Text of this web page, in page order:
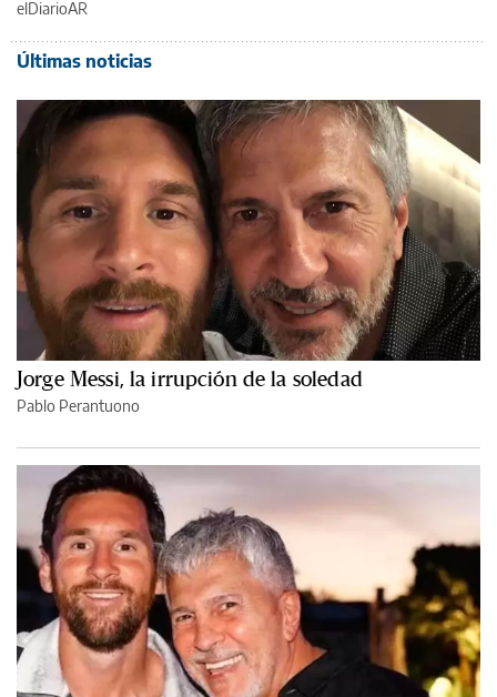
elDiarioAR
Últimas noticias
Jorge Messi, la irrupción de la soledad
Pablo Perantuono